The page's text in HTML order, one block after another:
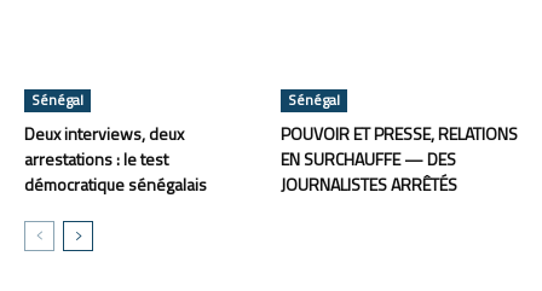
Sénégal
Deux interviews, deux
arrestations : le test
démocratique sénégalais
Sénégal
POUVOIR ET PRESSE, RELATIONS
EN SURCHAUFFE — DES
JOURNALISTES ARRÊTÉS